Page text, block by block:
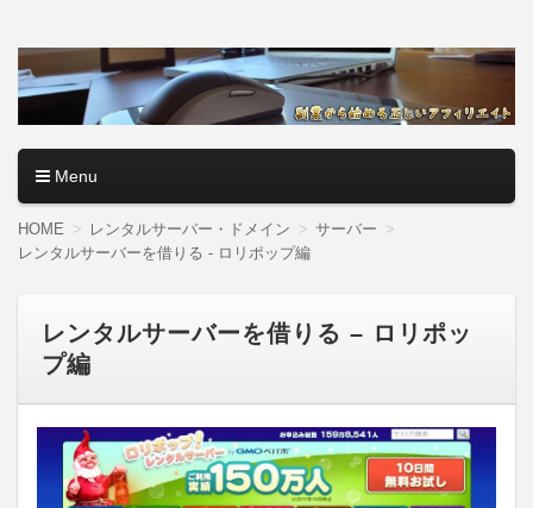
アフィリエイトロード【副
業から始める正しいアフィ
リエイト】
やり方を無料公開中。基礎講座からノウハウまでを当サイト
で記事として紹介しているので、パソコン初心者でも分かり
やすく解説しているので大丈夫＾＾
Menu
コンテンツへ移動
HOME レンタルサーバー・ドメイン
サーバー
レンタルサーバーを借りる - ロリポップ編
レンタルサーバーを借りる – ロリポッ
プ編